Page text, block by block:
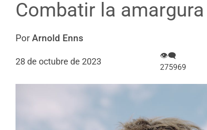
Combatir la amargura
PorArnold Enns
28 de octubre de 2023
👁‍🗨
275969